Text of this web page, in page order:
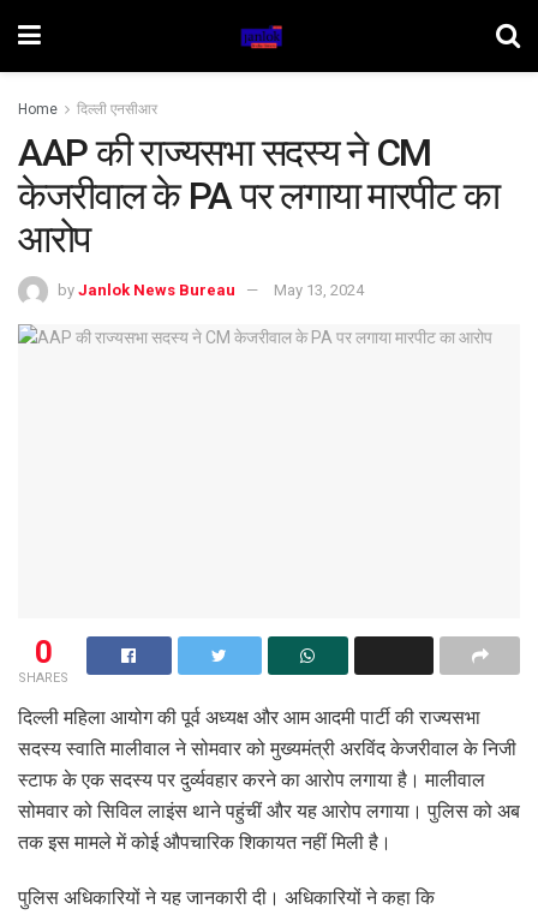
Home दिल्ली एनसीआर
AAP की राज्यसभा सदस्य ने CM
केजरीवाल के PA पर लगाया मारपीट का
आरोप
by Janlok News Bureau May 13, 2024
0
SHARES
दिल्ली महिला आयोग की पूर्व अध्यक्ष और आम आदमी पार्टी की राज्यसभा
सदस्य स्वाति मालीवाल ने सोमवार को मुख्यमंत्री अरविंद केजरीवाल के निजी
स्टाफ के एक सदस्य पर दुर्व्यवहार करने का आरोप लगाया है। मालीवाल
सोमवार को सिविल लाइंस थाने पहुंचीं और यह आरोप लगाया। पुलिस को अब
तक इस मामले में कोई औपचारिक शिकायत नहीं मिली है।
पुलिस अधिकारियों ने यह जानकारी दी। अधिकारियों ने कहा कि